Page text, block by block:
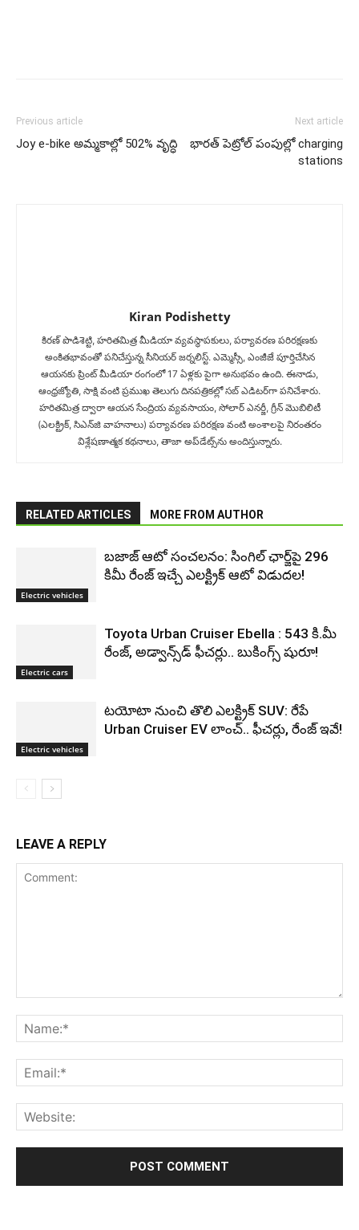
Previous article
Joy e-bike అమ్మ‌కాల్లో 502% వృద్ధి
Next article
భార‌త్ పెట్రోల్‌ పంపుల్లో charging
stations
Kiran Podishetty
కిరణ్ పొడిశెట్టి, హరితమిత్ర మీడియా వ్యవస్థాపకులు, పర్యావరణ పరిరక్షణకు
అంకితభావంతో పనిచేస్తున్న సీనియ‌ర్‌ జర్నలిస్ట్. ఎమ్మెస్సీ, ఎంజీజే పూర్తిచేసిన‌
ఆయనకు ప్రింట్ మీడియా రంగంలో 17 ఏళ్లకు పైగా అనుభవం ఉంది. ఈనాడు,
ఆంధ్రజ్యోతి, సాక్షి వంటి ప్రముఖ తెలుగు దినపత్రికల్లో సబ్‌ ఎడిటర్‌గా ప‌నిచేశారు.
హరితమిత్ర ద్వారా ఆయన సేంద్రియ వ్యవసాయం, సోలార్ ఎనర్జీ, గ్రీన్ మొబిలిటీ
(ఎలక్ట్రిక్‌, సిఎన్‌జి వాహనాలు) ప‌ర్యావ‌ర‌ణ ప‌రిర‌క్ష‌ణ వంటి అంశాలపై నిరంతరం
విశ్లేషణాత్మక కథనాలు, తాజా అప్‌డేట్స్‌ను అందిస్తున్నారు.
RELATED ARTICLES MORE FROM AUTHOR
Electric vehicles
బజాజ్ ఆటో సంచలనం: సింగిల్ ఛార్జ్‌పై 296
కిమీ రేంజ్ ఇచ్చే ఎలక్ట్రిక్ ఆటో విడుదల!
Electric cars
Toyota Urban Cruiser Ebella : 543 కి.మీ
రేంజ్, అడ్వాన్స్‌డ్ ఫీచర్లు.. బుకింగ్స్ షురూ!
Electric vehicles
టయోటా నుంచి తొలి ఎలక్ట్రిక్ SUV: రేపే
Urban Cruiser EV లాంచ్.. ఫీచర్లు, రేంజ్ ఇవే!
LEAVE A REPLY